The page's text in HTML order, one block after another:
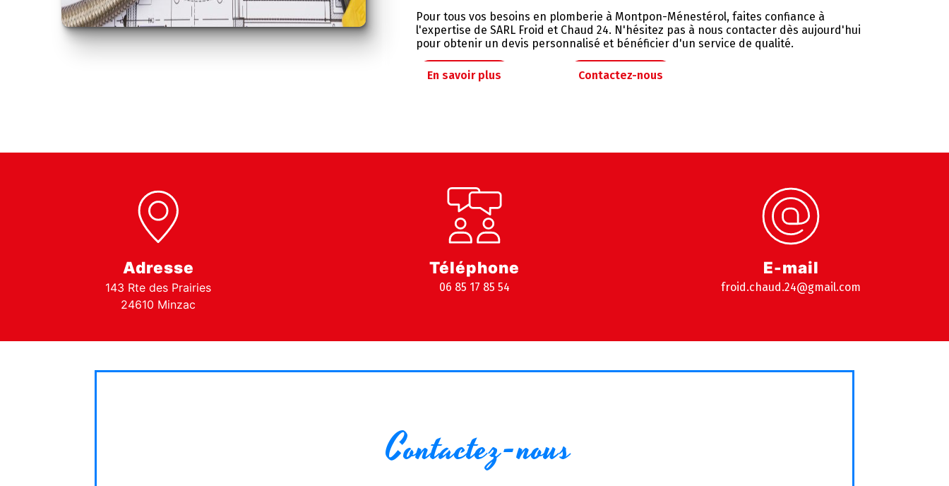
Pour tous vos besoins en plomberie à Montpon-Ménestérol, faites confiance à
l'expertise de SARL Froid et Chaud 24. N'hésitez pas à nous contacter dès aujourd'hui
pour obtenir un devis personnalisé et bénéficier d'un service de qualité.
En savoir plus Contactez-nous
Adresse
143 Rte des Prairies
24610 Minzac
Téléphone
06 85 17 85 54
E-mail
froid.chaud.24@gmail.com
Contactez-nous